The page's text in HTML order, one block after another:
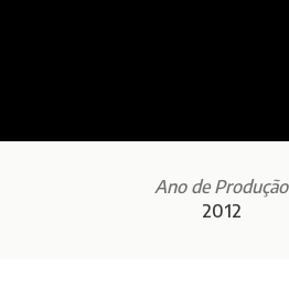
Ano de Produção
2012